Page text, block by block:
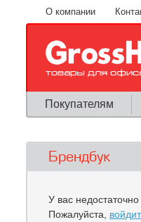
Перейти к основному
О компании
Покупателям
Брендбук
У вас
Пожалуйста,